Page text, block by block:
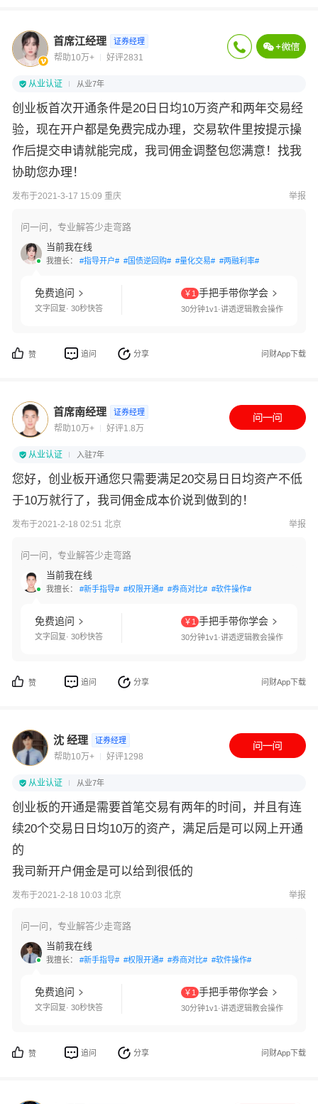
首席江经理 证券经理
帮助10万+ 好评2831
从业认证 从业7年
创业板首次开通条件是20日日均10万资产和两年交易经
验，现在开户都是免费完成办理，交易软件里按提示操
作后提交申请就能完成，我司佣金调整包您满意！找我
协助您办理！
发布于2021-3-17 15:09 重庆 举报
问一问，专业解答少走弯路
当前我在线
我擅长： #指导开户# #国债逆回购# #量化交易# #两融利率#
免费追问
文字回复· 30秒快答
￥1 手把手带你学会
30分钟1v1·讲透逻辑教会操作
赞 追问 分享 问财App下载
首席南经理 证券经理
帮助10万+ 好评1.8万
从业认证 入驻7年
您好，创业板开通您只需要满足20交易日日均资产不低
于10万就行了，我司佣金成本价说到做到的！
发布于2021-2-18 02:51 北京 举报
问一问，专业解答少走弯路
当前我在线
我擅长： #新手指导# #权限开通# #券商对比# #软件操作#
免费追问
文字回复· 30秒快答
￥1 手把手带你学会
30分钟1v1·讲透逻辑教会操作
赞 追问 分享 问财App下载
沈 经理 证券经理
帮助10万+ 好评1298
从业认证 从业7年
创业板的开通是需要首笔交易有两年的时间，并且有连
续20个交易日日均10万的资产，满足后是可以网上开通
的
我司新开户佣金是可以给到很低的
发布于2021-2-18 10:03 北京 举报
问一问，专业解答少走弯路
当前我在线
我擅长： #新手指导# #权限开通# #券商对比# #软件操作#
免费追问
文字回复· 30秒快答
￥1 手把手带你学会
30分钟1v1·讲透逻辑教会操作
赞 追问 分享 问财App下载